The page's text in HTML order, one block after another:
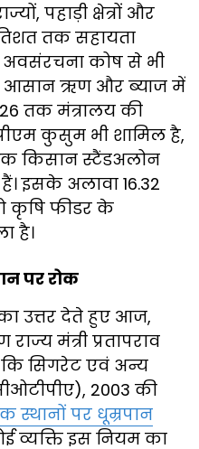
पहाड़ी क्षेत्रों और
तक सहायता
अवसंरचना कोष से भी
आसान ऋण और ब्याज में
तक मंत्रालय की
कुसुम भी शामिल है,
किसान स्टैंडअलोन
इसके अलावा 16.32
कृषि फीडर के
है।
पर रोक
उत्तर देते हुए आज,
मंत्री प्रतापराव
सिगरेट एवं अन्य
2003 की
स्थानों पर धूम्रपान
व्यक्ति इस नियम का